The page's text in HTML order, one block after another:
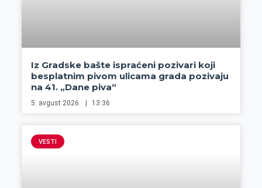
Iz Gradske bašte ispraćeni pozivari koji
besplatnim pivom ulicama grada pozivaju
na 41. „Dane piva“
5. avgust 2026. 13:36
VESTI